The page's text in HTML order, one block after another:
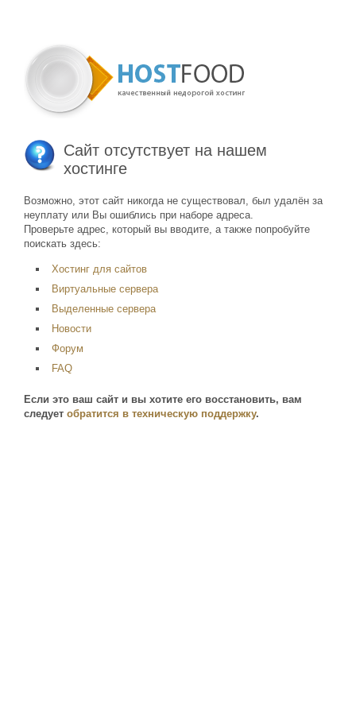
Сайт отсутствует на нашем
хостинге
Возможно, этот сайт никогда не существовал, был удалён за
неуплату или Вы ошиблись при наборе адреса.
Проверьте адрес, который вы вводите, а также попробуйте
поискать здесь:
Хостинг для сайтов
Виртуальные сервера
Выделенные сервера
Новости
Форум
FAQ
Если это ваш сайт и вы хотите его восстановить, вам
следует обратится в техническую поддержку.